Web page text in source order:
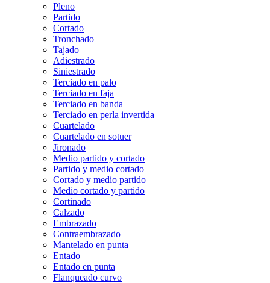
Pleno
Partido
Cortado
Tronchado
Tajado
Adiestrado
Siniestrado
Terciado en palo
Terciado en faja
Terciado en banda
Terciado en perla invertida
Cuartelado
Cuartelado en sotuer
Jironado
Medio partido y cortado
Partido y medio cortado
Cortado y medio partido
Medio cortado y partido
Cortinado
Calzado
Embrazado
Contraembrazado
Mantelado en punta
Entado
Entado en punta
Flanqueado curvo